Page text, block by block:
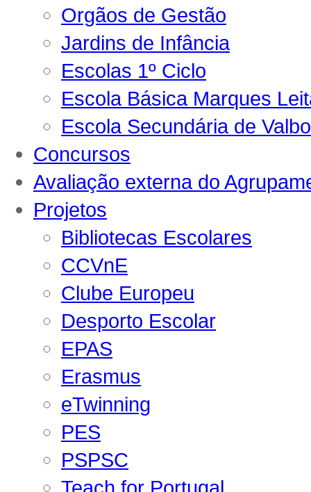
Orgãos de Gestão
Jardins de Infância
Escolas 1º Ciclo
Escola Básica Marques
Escola Secundária de
Concursos
Avaliação externa do
Projetos
Bibliotecas Escolares
CCVnE
Clube Europeu
Desporto Escolar
EPAS
Erasmus
eTwinning
PES
PSPSC